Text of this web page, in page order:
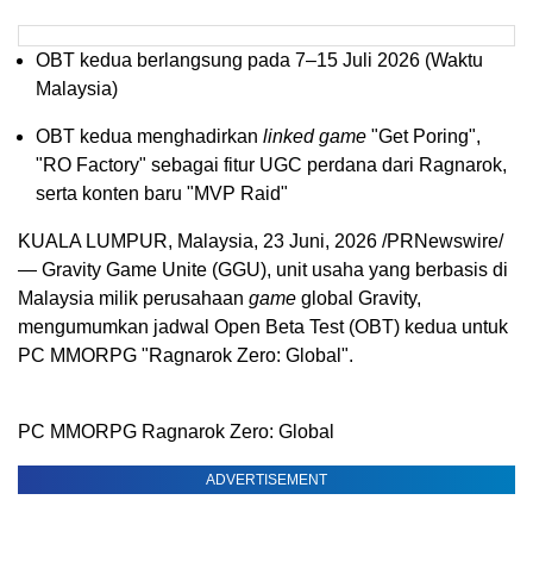
OBT kedua berlangsung pada 7–15 Juli 2026 (Waktu
Malaysia)
OBT kedua menghadirkan linked game "Get Poring",
"RO Factory" sebagai fitur UGC perdana dari Ragnarok,
serta konten baru "MVP Raid"
KUALA LUMPUR, Malaysia, 23 Juni, 2026 /PRNewswire/
— Gravity Game Unite (GGU), unit usaha yang berbasis di
Malaysia milik perusahaan game global Gravity,
mengumumkan jadwal Open Beta Test (OBT) kedua untuk
PC MMORPG "Ragnarok Zero: Global".
PC MMORPG Ragnarok Zero: Global
ADVERTISEMENT